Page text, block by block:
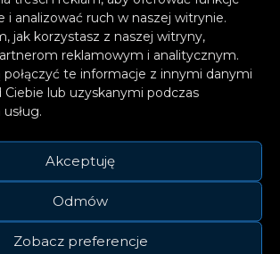
i analizować ruch w naszej witrynie.
jak korzystasz z naszej witryny,
reklamowym i analitycznym.
te informacje z innymi danymi
lub uzyskanymi podczas
Akceptuję
Odmów
Zobacz preferencje